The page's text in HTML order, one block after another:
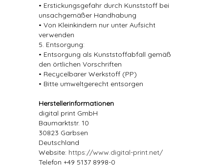
• Erstickungsgefahr durch Kunststoff bei
unsachgemäßer Handhabung
• Von Kleinkindern nur unter Aufsicht
verwenden
5. Entsorgung:
• Entsorgung als Kunststoffabfall gemäß
den örtlichen Vorschriften
• Recycelbarer Werkstoff (PP)
• Bitte umweltgerecht entsorgen
Herstellerinformationen
digital print GmbH
Baumarktstr. 10
30823 Garbsen
Deutschland
Website: https://www.digital-print.net/
Telefon +49 5137 8998-0